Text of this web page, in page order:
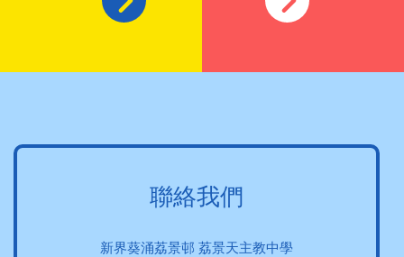
聯絡我們
新界葵涌荔景邨 荔景天主教中學